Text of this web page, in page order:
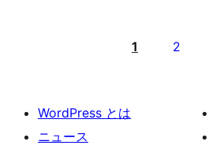
ー
ジ
1 2
WordPress とは
ニュース